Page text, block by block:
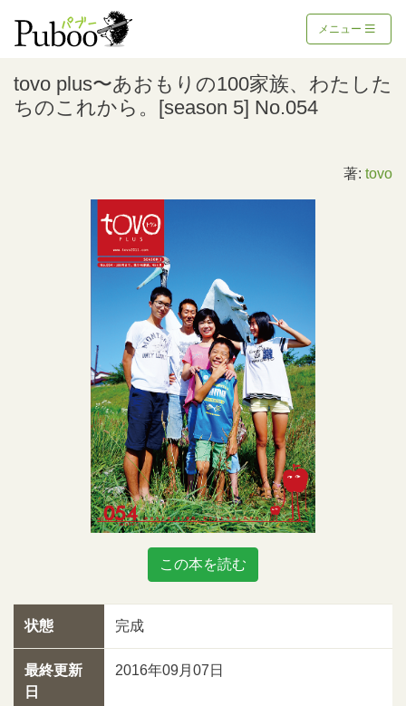
メニュー
tovo plus〜あおもりの100家族、わたした
ちのこれから。[season 5] No.054
著: tovo
この本を読む
状態 完成
最終更新
日
2016年09月07日